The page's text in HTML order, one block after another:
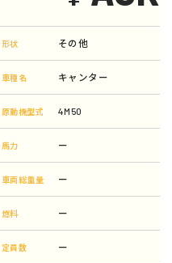
形状 その他
車種名 キャンター
原動機型式 4M50
馬力 ー
車両総重量 ー
燃料 ー
定員数 ー